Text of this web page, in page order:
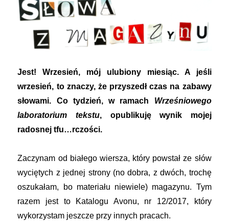
smokami”,
cz.
I,
George
Martin
Jest! Wrzesień, mój ulubiony miesiąc. A jeśli
wrzesień, to znaczy, że przyszedł czas na zabawy
słowami. Co tydzień, w ramach Wrześniowego
laboratorium tekstu, opublikuję wynik mojej
radosnej tfu…rczości.
Zaczynam od białego wiersza, który powstał ze słów
wyciętych z jednej strony (no dobra, z dwóch, trochę
oszukałam, bo materiału niewiele) magazynu. Tym
razem jest to Katalogu Avonu, nr 12/2017, który
wykorzystam jeszcze przy innych pracach.